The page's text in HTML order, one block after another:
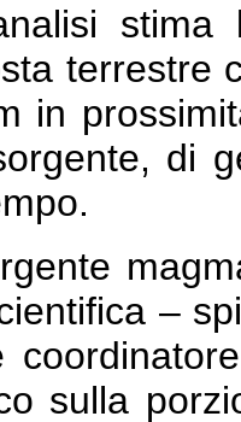
terrestre
in
di
–
sulla